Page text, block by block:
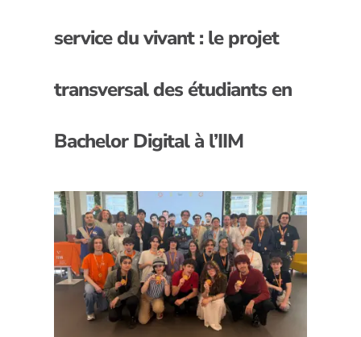
service du vivant : le projet
transversal des étudiants en
Bachelor Digital à l’IIM